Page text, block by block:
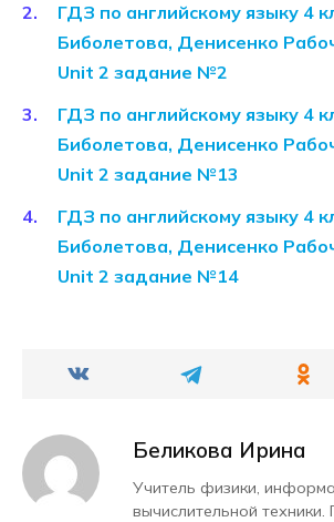
ГДЗ по английскому языку 4
Биболетова, Денисенко
Unit 2 задание №2
ГДЗ по английскому языку 4
Биболетова, Денисенко
Unit 2 задание №13
ГДЗ по английскому языку 4
Биболетова, Денисенко
Unit 2 задание №14
Беликова Ирина
Учитель физики,
вычислительной